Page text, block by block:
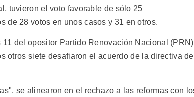
tuvieron el voto favorable de sólo 25
de 28 votos en unos casos y 31 en otros.
del opositor Partido Renovación Nacional (PRN)
otros siete desafiaron el acuerdo de la directiva de
se alinearon en el rechazo a las reformas con